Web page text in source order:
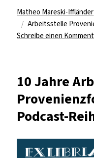
Autor
Matheo Mareski-Iffländer
Schlagwörter
Arbeitsstelle
Schreibe einen
10 Jahre
Podcast-